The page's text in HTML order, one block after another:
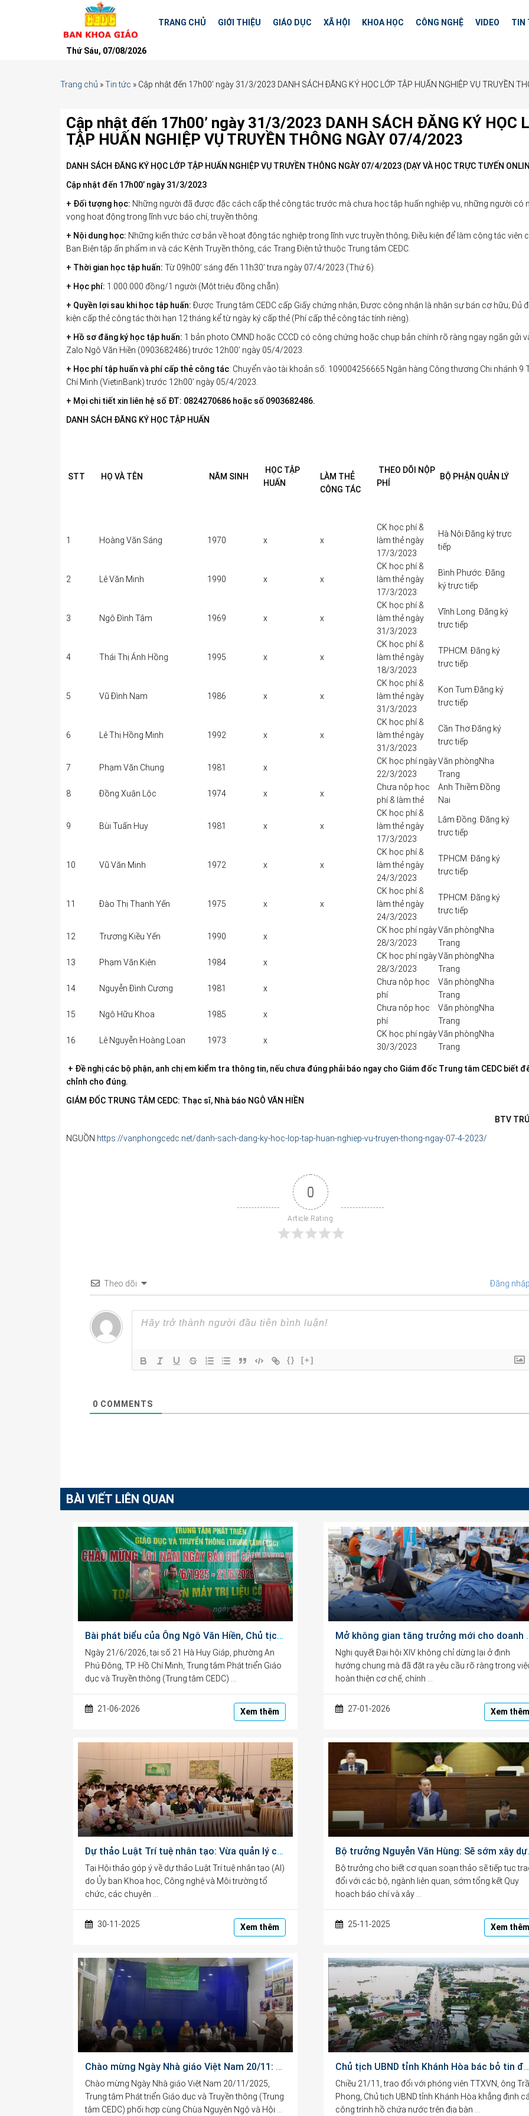
TRANG CHỦ GIỚI THIỆU GIÁO DỤC XÃ HỘI KHOA HỌC CÔNG NGHỆ VIDEO TIN
Thứ Sáu, 07/08/2026
Trang chủ »Tin tức » Cập nhật đến 17h00’ ngày 31/3/2023 DANH SÁCH ĐĂNG KÝ HỌC LỚP TẬP HUẤN NGHIỆP VỤ TRUYỀN
Cập nhật đến 17h00’ ngày 31/3/2023 DANH SÁCH ĐĂNG KÝ HỌC
TẬP HUẤN NGHIỆP VỤ TRUYỀN THÔNG NGÀY 07/4/2023
DANH SÁCH ĐĂNG KÝ HỌC LỚP TẬP HUẤN NGHIỆP VỤ TRUYỀN THÔNG NGÀY 07/4/2023 (DẠY VÀ HỌC TRỰC TUYẾN
Cập nhật đến 17h00’ ngày 31/3/2023
+ Đối tượng học: Những người đã được đặc cách cấp thẻ công tác trước mà chưa học tập huấn nghiệp vụ, những người có
vọng hoạt động trong lĩnh vực báo chí, truyền thông.
+ Nội dung học: Những kiến thức cơ bản về hoạt động tác nghiệp trong lĩnh vực truyền thông; Điều kiện để làm cộng tác viên
Ban Biên tập ấn phẩm in và các Kênh Truyền thông, các Trang Điện tử thuộc Trung tâm CEDC.
+ Thời gian học tập huấn: Từ 09h00’ sáng đến 11h30’ trưa ngày 07/4/2023 (Thứ 6).
+ Học phí: 1.000.000 đồng/1 người (Một triệu đồng chẵn).
+ Quyền lợi sau khi học tập huấn: Được Trung tâm CEDC cấp Giấy chứng nhận; Được công nhận là nhân sự bán cơ hữu; Đủ
kiện cấp thẻ công tác thời hạn 12 tháng kể từ ngày ký cấp thẻ (Phí cấp thẻ công tác tính riêng).
+ Hồ sơ đăng ký học tập huấn: 1 bản photo CMND hoặc CCCD có công chứng hoặc chụp bản chính rõ ràng ngay ngắn gửi
Zalo Ngô Văn Hiền (0903682486) trước 12h00’ ngày 05/4/2023.
+ Học phí tập huấn và phí cấp thẻ công tác: Chuyển vào tài khoản số: 109004256665 Ngân hàng Công thương Chi nhánh 9
Chí Minh (VietinBank) trước 12h00’ ngày 05/4/2023.
+ Mọi chi tiết xin liên hệ số ĐT: 0824270686 hoặc số 0903682486.
DANH SÁCH ĐĂNG KÝ HỌC TẬP HUẤN
STT HỌ VÀ TÊN NĂM SINH
HỌC TẬP
HUẤN
LÀM THẺ
CÔNG TÁC
THEO DÕI NỘP
PHÍ
BỘ PHẬN QUẢN LÝ
1 Hoàng Văn Sáng 1970 x x
CK học phí &
làm thẻ ngày
17/3/2023
Hà Nội.Đăng ký trực
tiếp
2 Lê Văn Minh 1990 x x
CK học phí &
làm thẻ ngày
17/3/2023
Bình Phước. Đăng
ký trực tiếp
3 Ngô Đình Tâm 1969 x x
CK học phí &
làm thẻ ngày
31/3/2023
Vĩnh Long. Đăng ký
trực tiếp
4 Thái Thị Ánh Hồng 1995 x x
CK học phí &
làm thẻ ngày
18/3/2023
TPHCM. Đăng ký
trực tiếp
5 Vũ Đình Nam 1986 x x
CK học phí &
làm thẻ ngày
31/3/2023
Kon Tum.Đăng ký
trực tiếp
6 Lê Thị Hồng Minh 1992 x x
CK học phí &
làm thẻ ngày
31/3/2023
Cần Thơ.Đăng ký
trực tiếp
7 Phạm Văn Chung 1981 x
CK học phí ngày
22/3/2023
Văn phòngNha
Trang
8 Đồng Xuân Lộc 1974 x x
Chưa nộp học
phí & làm thẻ
Anh Thiềm Đồng
Nai
9 Bùi Tuấn Huy 1981 x x
CK học phí &
làm thẻ ngày
17/3/2023
Lâm Đồng. Đăng ký
trực tiếp
10 Vũ Văn Minh 1972 x x
CK học phí &
làm thẻ ngày
24/3/2023
TPHCM. Đăng ký
trực tiếp
11 Đào Thị Thanh Yến 1975 x x
CK học phí &
làm thẻ ngày
24/3/2023
TPHCM. Đăng ký
trực tiếp
12 Trương Kiều Yến 1990 x
CK học phí ngày
28/3/2023
Văn phòngNha
Trang
13 Phạm Văn Kiên 1984 x
CK học phí ngày
28/3/2023
Văn phòngNha
Trang
14 Nguyễn Đình Cương 1981 x
Chưa nộp học
phí
Văn phòngNha
Trang
15 Ngô Hữu Khoa 1985 x
Chưa nộp học
phí
Văn phòngNha
Trang
16 Lê Nguyễn Hoàng Loan 1973 x
CK học phí ngày
30/3/2023
Văn phòngNha
Trang
+ Đề nghị các bộ phận, anh chị em kiểm tra thông tin, nếu chưa đúng phải báo ngay cho Giám đốc Trung tâm CEDC biết
chỉnh cho đúng.
GIÁM ĐỐC TRUNG TÂM CEDC: Thạc sĩ, Nhà báo NGÔ VĂN HIỀN
BTV
NGUỒN:https://vanphongcedc.net/danh-sach-dang-ky-hoc-lop-tap-huan-nghiep-vu-truyen-thong-ngay-07-4-2023/
0
Article Rating
Theo dõi Đăng nhập
{} [+]
0 COMMENTS
BÀI VIẾT LIÊN QUAN
Bài phát biểu của Ông Ngô Văn Hiền, Chủ tịch HĐQL, Chủ tịch HĐKH&GD tại Lễ Kỷ niệm 101 năm Ngày Báo chí Cách mạng Việt Nam
Ngày 21/6/2026, tại số 21 Hà Huy Giáp, phường An
Phú Đông, TP. Hồ Chí Minh, Trung tâm Phát triển Giáo
dục và Truyền thông (Trung tâm CEDC) …
21-06-2026 Xem thêm
Mở không gian
Nghị quyết Đại hội XIV không chỉ dừng lại ở định
hướng chung mà đã đặt ra yêu cầu rõ ràng trong
hoàn thiện cơ chế, chính …
27-01-2026 Xem thêm
Dự thảo Luật Trí tuệ nhân tạo: Vừa quản lý chặt chẽ, vừa khuyến khích thúc đẩy phát triển đổi mới sáng tạo
Tại Hội thảo góp ý về dự thảo Luật Trí tuệ nhân tạo (AI)
do Ủy ban Khoa học, Công nghệ và Môi trường tổ
chức, các chuyên …
30-11-2025 Xem thêm
Bộ trưởng
Bộ trưởng cho biết cơ quan soạn thảo sẽ tiếp tục
đổi với các bộ, ngành liên quan, sớm tổng kết Quy
hoạch báo chí và xây …
25-11-2025 Xem thêm
Chào mừng Ngày Nhà giáo Việt Nam 20/11: Trung tâm CEDC tặng quà học sinh vượt khó hiếu học
Chào mừng Ngày Nhà giáo Việt Nam 20/11/2025,
Trung tâm Phát triển Giáo dục và Truyền thông (Trung
tâm CEDC) phối hợp cùng Chùa Nguyên Ngộ và Hội …
Chủ tịch UBND tỉnh Khánh Hòa bác bỏ tin đồn thất thiệt về vỡ đập hồ chứa nước
Chiều 21/11, trao đổi với phóng viên TTXVN, ông
Phong, Chủ tịch UBND tỉnh Khánh Hòa khẳng định
công trình hồ chứa nước trên địa bàn …